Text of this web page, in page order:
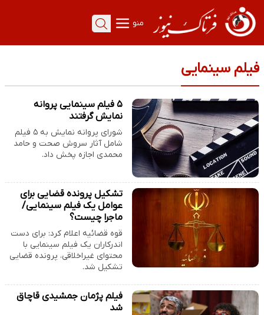
منو
فیلم سینمایی
۵ فیلم سینمایی پروانه
نمایش گرفتند
شورای پروانه نمایش به ۵ فیلم
شامل آثار سروش صحت و حامد
محمدی اجازه پخش داد.
تشکیل پرونده قضایی برای
عوامل یک فیلم سینمایی/
ماجرا چیست؟
قوه قضائیه اعلام کرد: برای دست
اندرکاران یک فیلم سینمایی با
محتوای غیراخلاقی، پرونده قضایی
تشکیل شد.
فیلم پژمان جمشیدی قاچاق
شد